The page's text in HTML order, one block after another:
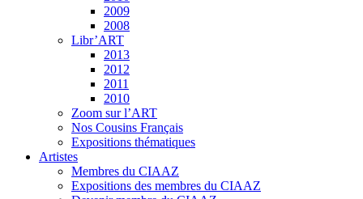
2009
2008
Libr’ART
2013
2012
2011
2010
Zoom sur l’ART
Nos Cousins Français
Expositions thématiques
Artistes
Membres du CIAAZ
Expositions des membres du CIAAZ